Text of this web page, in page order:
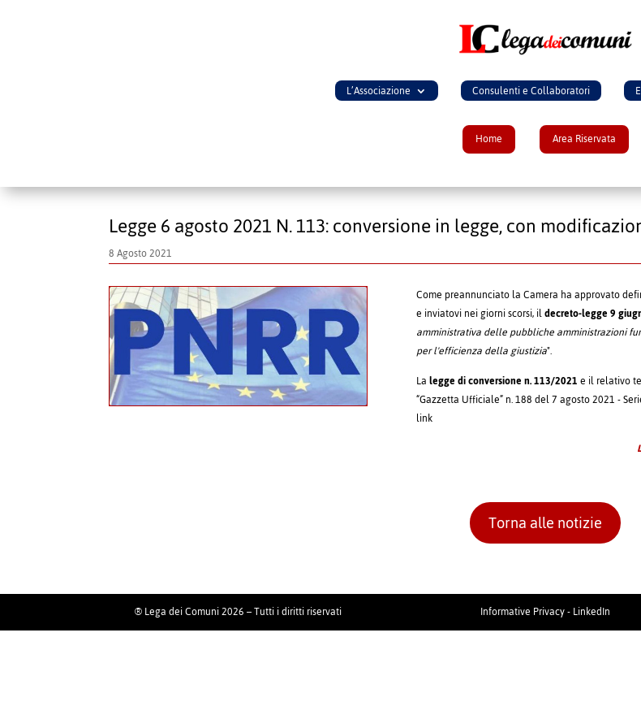
L’Associazione Consulenti e Collaboratori
Home Area Riservata
Legge 6 agosto 2021 N. 113: conversione in legge, con
8 Agosto 2021
Come preannunciato la Camera ha approvato
e inviatovi nei giorni scorsi, ildecreto-legge 9
amministrativa delle pubbliche amministrazioni
per l'efficienza della giustizia".
Lalegge di conversione n. 113/2021e il relativo
“Gazzetta Ufficiale” n. 188 del 7 agosto 2021 -
link
Torna alle notizie
® Lega dei Comuni 2026 – Tutti i diritti riservati Informative Privacy-LinkedIn